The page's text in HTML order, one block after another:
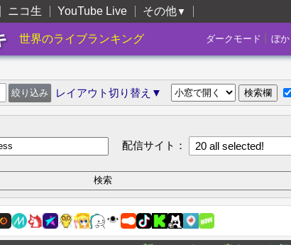
ニコ生 YouTube Live その他▼
世界のライブランキング ぼ
ダークモード
レイアウト切り替え▼
配信サイト：
20 all selected!